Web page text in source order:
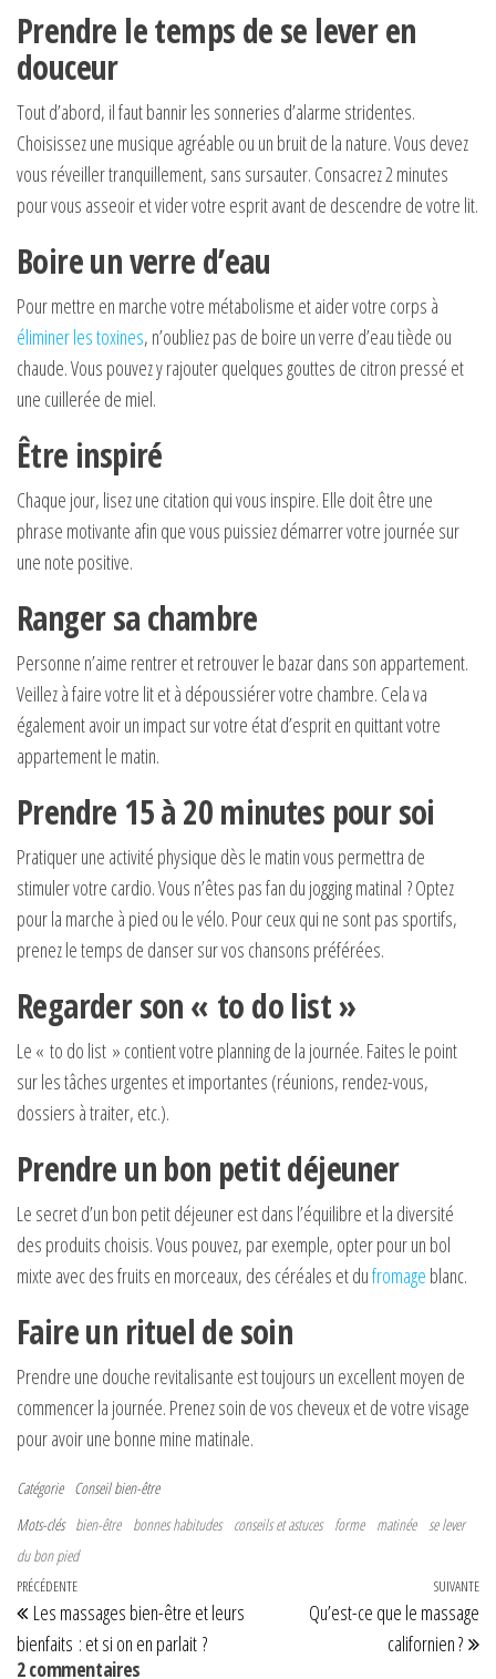
Prendre le temps de se lever en
douceur
Tout d’abord, il faut bannir les sonneries d’alarme stridentes.
Choisissez une musique agréable ou un bruit de la nature. Vous devez
vous réveiller tranquillement, sans sursauter. Consacrez 2 minutes
pour vous asseoir et vider votre esprit avant de descendre de votre lit.
Boire un verre d’eau
Pour mettre en marche votre métabolisme et aider votre corps à
éliminer les toxines, n’oubliez pas de boire un verre d’eau tiède ou
chaude. Vous pouvez y rajouter quelques gouttes de citron pressé et
une cuillerée de miel.
Être inspiré
Chaque jour, lisez une citation qui vous inspire. Elle doit être une
phrase motivante afin que vous puissiez démarrer votre journée sur
une note positive.
Ranger sa chambre
Personne n’aime rentrer et retrouver le bazar dans son appartement.
Veillez à faire votre lit et à dépoussiérer votre chambre. Cela va
également avoir un impact sur votre état d’esprit en quittant votre
appartement le matin.
Prendre 15 à 20 minutes pour soi
Pratiquer une activité physique dès le matin vous permettra de
stimuler votre cardio. Vous n’êtes pas fan du jogging matinal ? Optez
pour la marche à pied ou le vélo. Pour ceux qui ne sont pas sportifs,
prenez le temps de danser sur vos chansons préférées.
Regarder son « to do list »
Le « to do list » contient votre planning de la journée. Faites le point
sur les tâches urgentes et importantes (réunions, rendez-vous,
dossiers à traiter, etc.).
Prendre un bon petit déjeuner
Le secret d’un bon petit déjeuner est dans l’équilibre et la diversité
des produits choisis. Vous pouvez, par exemple, opter pour un bol
mixte avec des fruits en morceaux, des céréales et dufromage blanc.
Faire un rituel de soin
Prendre une douche revitalisante est toujours un excellent moyen de
commencer la journée. Prenez soin de vos cheveux et de votre visage
pour avoir une bonne mine matinale.
Catégorie Conseil bien-être
Mots-clés bien-être bonnes habitudes conseils et astuces forme matinée
se lever
du bon pied
Navigation de l’article
Article précédent
PRÉCÉDENTE
Les massages bien-être et leurs
bienfaits : et si on en parlait ?
SUIVANTE
Qu’est-ce que le massage
californien ?
2 commentaires